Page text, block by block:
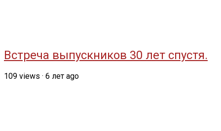
Встреча выпускников 30 лет спустя.
109 views · 6 лет ago